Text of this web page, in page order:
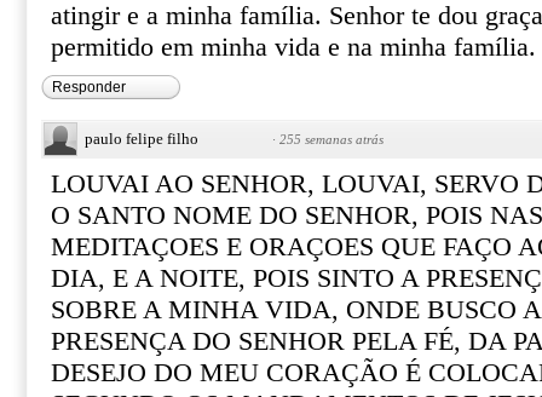
atingir e a minha família. Senhor te dou
permitido em minha vida e na minha
Responder
paulo felipe filho · 255 semanas atrás
LOUVAI AO SENHOR, LOUVAI, SERVO
O SANTO NOME DO SENHOR, POIS
MEDITAÇOES E ORAÇOES QUE FAÇO
DIA, E A NOITE, POIS SINTO A
SOBRE A MINHA VIDA, ONDE BUSCO
PRESENÇA DO SENHOR PELA FÉ, DA
DESEJO DO MEU CORAÇÃO É